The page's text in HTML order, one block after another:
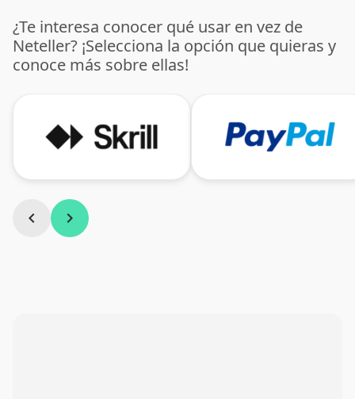
¿Te interesa conocer qué usar en vez de
Neteller? ¡Selecciona la opción que quieras y
conoce más sobre ellas!
chevron_left chevron_right